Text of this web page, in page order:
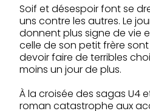
Soif et désespoir font se
uns contre les autres. Le
donnent plus signe de vie
celle de son petit frère
devoir faire de terribles
moins un jour de plus.
À la croisée des sagas U4
roman catastrophe aux